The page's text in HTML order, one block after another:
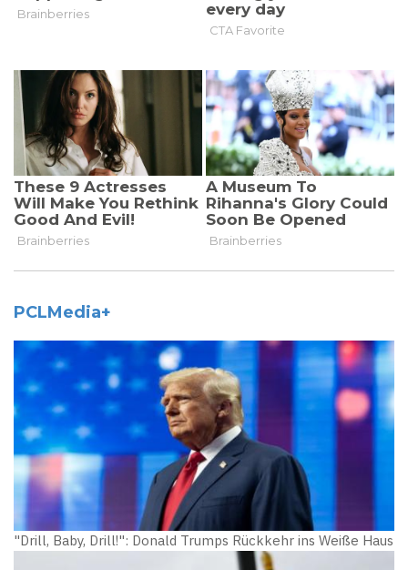
PCLMedia+
"Drill, Baby, Drill!": Donald Trumps Rückkehr ins Weiße Haus